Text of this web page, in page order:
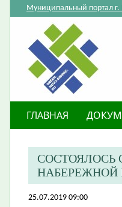
Муниципальный портал г.
ГЛАВНАЯ
СОСТОЯЛОСЬ
НАБЕРЕЖНОЙ
25.07.2019 09:00